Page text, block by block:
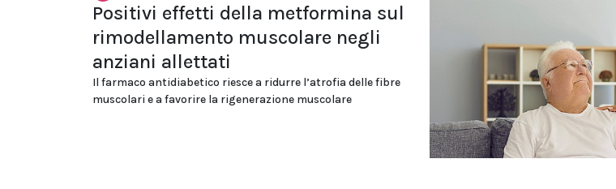
Positivi effetti della metformina sul
rimodellamento muscolare negli
anziani allettati
Il farmaco antidiabetico riesce a ridurre l’atrofia delle fibre
muscolari e a favorire la rigenerazione muscolare